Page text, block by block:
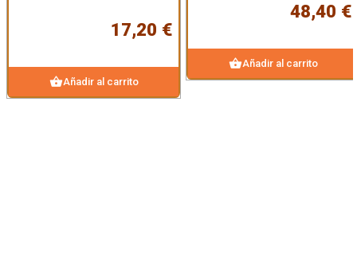
17,20 €
shopping_basketAñadir al carrito
48,40 €
shopping_basketAñadir al carrito